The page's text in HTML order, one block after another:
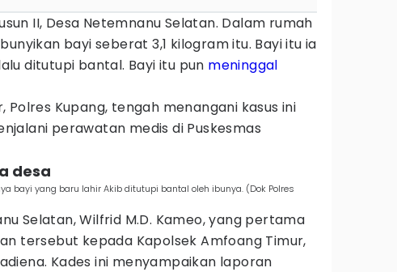
II, Desa Netemnanu Selatan. Dalam rumah
bayi seberat 3,1 kilogram itu. Bayi itu ia
ditutupi bantal. Bayi itu pun meninggal
Polres Kupang, tengah menangani kasus ini
perawatan medis di Puskesmas
desa
bayi yang baru lahir Akib ditutupi bantal oleh ibunya. (Dok Polres
Selatan, Wilfrid M.D. Kameo, yang pertama
tersebut kepada Kapolsek Amfoang Timur,
Kades ini menyampaikan laporan